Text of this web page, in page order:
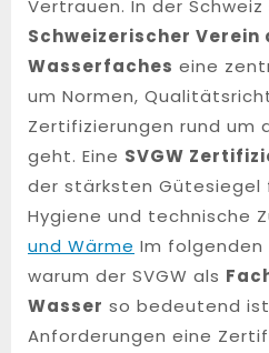
Vertrauen. In der
Schweizerischer Verein
Wasserfaches eine
um Normen,
Zertifizierungen rund um
geht. Eine SVGW
der stärksten Gütesiegel
Hygiene und technische
und Wärme Im folgenden
warum der SVGW als
Wasser so bedeutend
Anforderungen eine